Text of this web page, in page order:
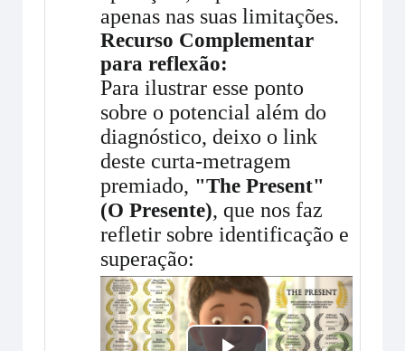
apenas nas suas limitações.
Recurso Complementar
para reflexão:
Para ilustrar esse ponto
sobre o potencial além do
diagnóstico, deixo o link
deste curta-metragem
premiado, "The Present"
(O Presente), que nos faz
refletir sobre identificação e
superação: